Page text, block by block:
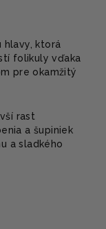
hlavy, ktorá
folikuly vďaka
pre okamžitý
rast
a šupiniek
a sladkého